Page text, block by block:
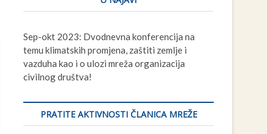
Sep-okt 2023: Dvodnevna konferencija na
temu klimatskih promjena, zaštiti zemlje i
vazduha kao i o ulozi mreža organizacija
civilnog društva!
PRATITE AKTIVNOSTI ČLANICA MREŽE